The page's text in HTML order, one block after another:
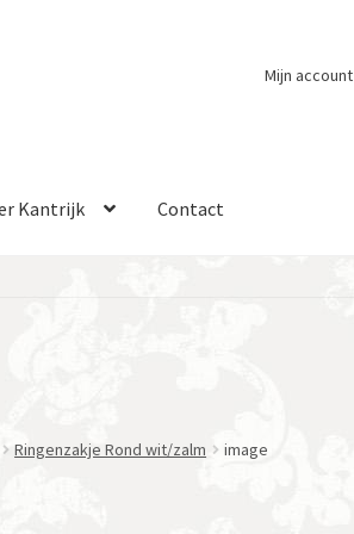
Mijn account
Kantrijk Contact
Ringenzakje Rond wit/zalm image